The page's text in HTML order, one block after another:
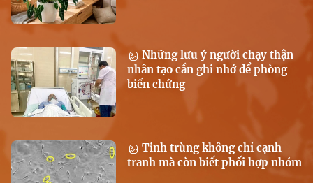
Những lưu ý người chạy thận
nhân tạo cần ghi nhớ để phòng
biến chứng
Tinh trùng không chỉ cạnh
tranh mà còn biết phối hợp nhóm